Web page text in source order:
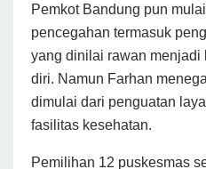
Pemkot Bandung pun
pencegahan termasuk
yang dinilai rawan menjadi
diri. Namun Farhan
dimulai dari penguatan
fasilitas kesehatan.
Pemilihan 12 puskesmas